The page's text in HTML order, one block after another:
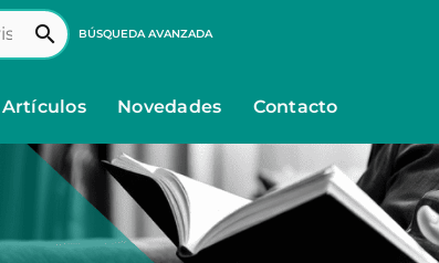
search BÚSQUEDA AVANZADA
Artículos Novedades Contacto